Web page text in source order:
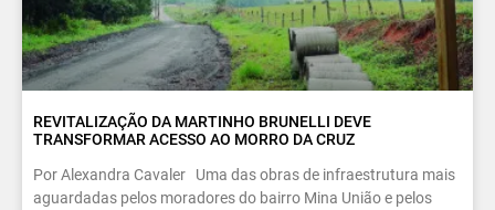
REVITALIZAÇÃO DA MARTINHO BRUNELLI DEVE
TRANSFORMAR ACESSO AO MORRO DA CRUZ
Por Alexandra Cavaler Uma das obras de infraestrutura mais
aguardadas pelos moradores do bairro Mina União e pelos